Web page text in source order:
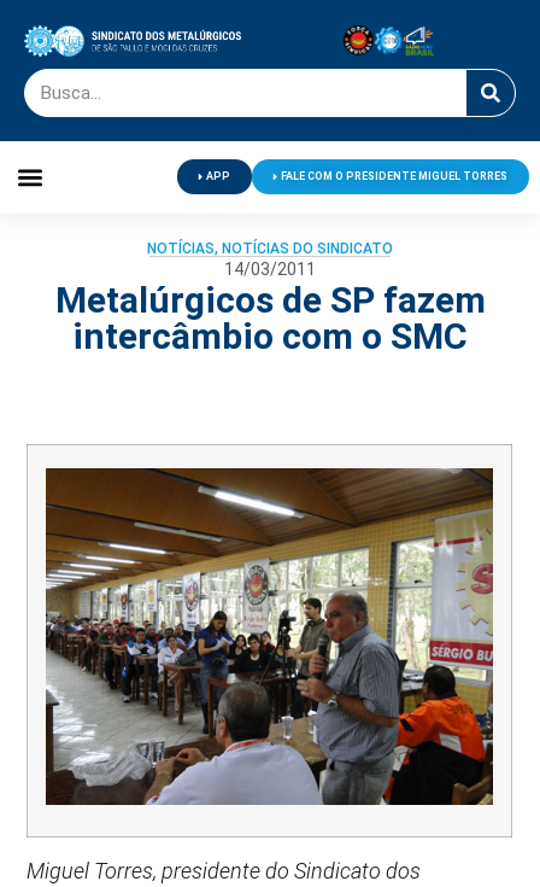
APP FALE COM O PRESIDENTE MIGUEL TORRES
NOTÍCIAS, NOTÍCIAS DO SINDICATO
14/03/2011
Metalúrgicos de SP fazem
intercâmbio com o SMC
Miguel Torres, presidente do Sindicato dos